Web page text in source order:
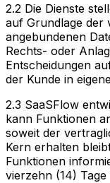
2.2 Die Dienste
auf Grundlage der
angebundenen
Rechts- oder
Entscheidungen
der Kunde in
2.3 SaaSFlow
kann Funktionen
soweit der
Kern erhalten
Funktionen
vierzehn (14) Tage